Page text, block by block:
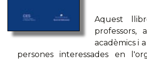
Aquest
professors,
acadèmics i
persones interessades en